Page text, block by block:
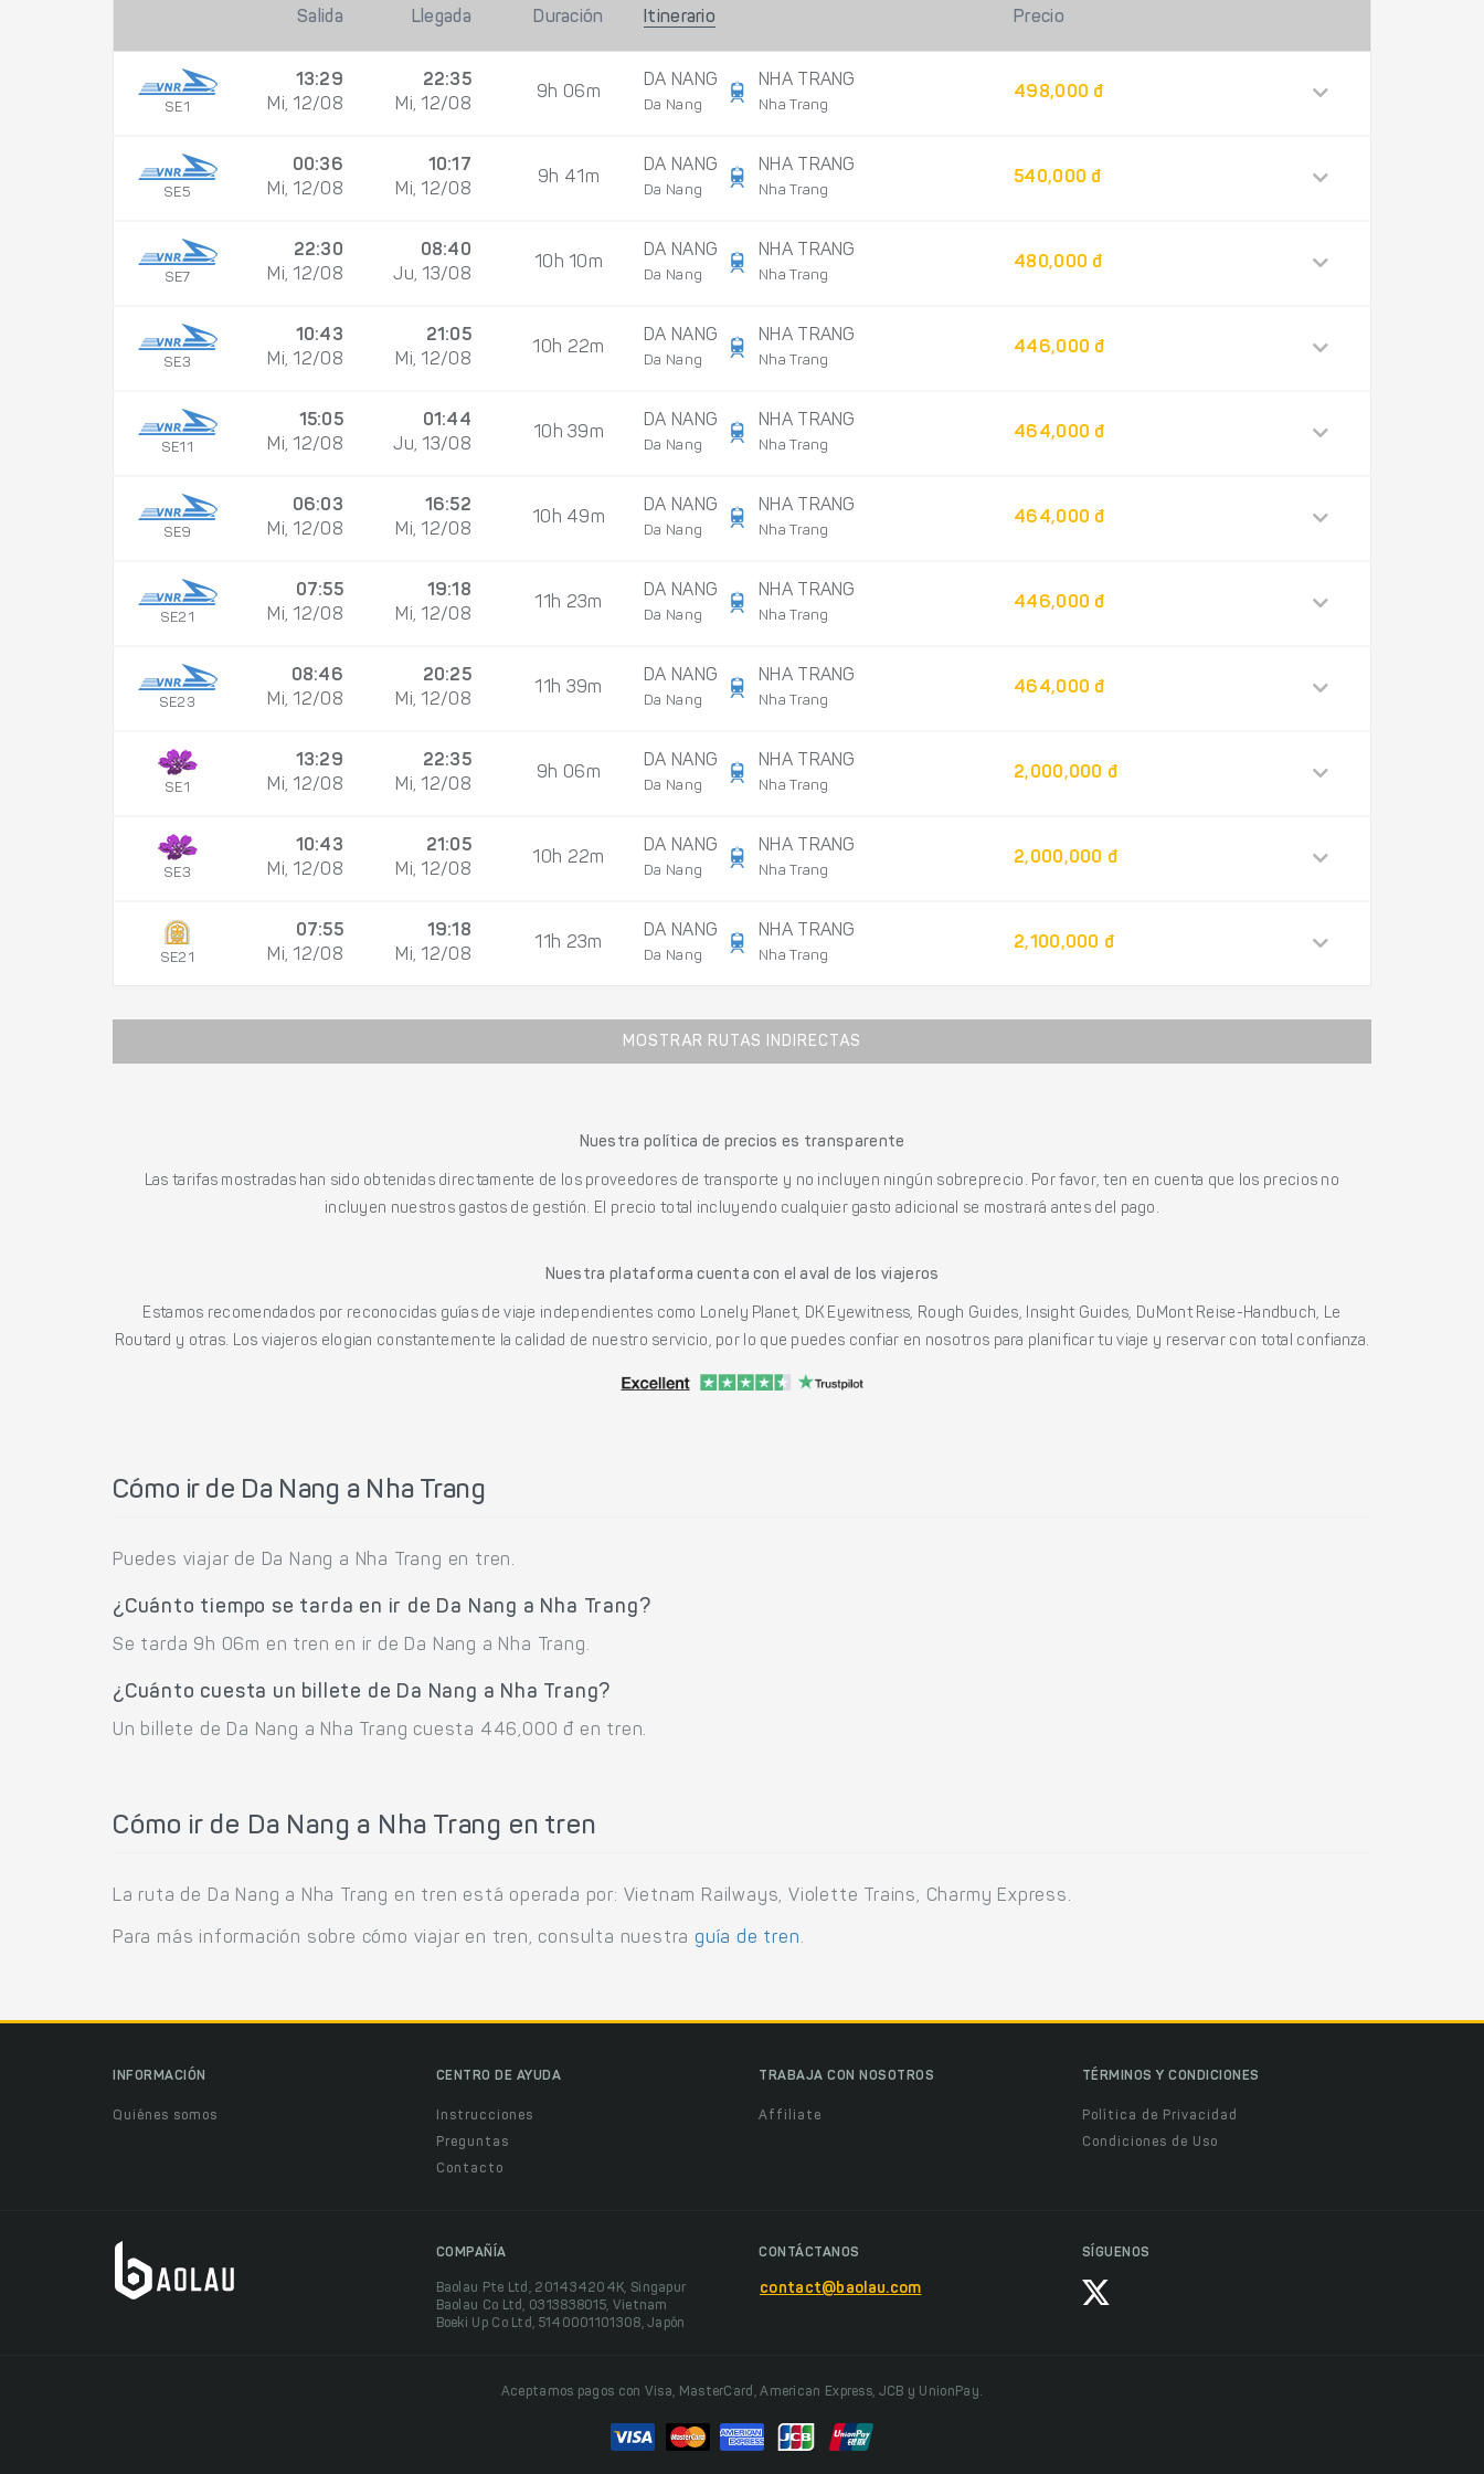
Salida Llegada Duración Itinerario Precio
SE1
13:29
Mi, 12/08
22:35
Mi, 12/08
9h 06m
DA NANG
Da Nang
NHA TRANG
Nha Trang
498,000 đ
SE5
00:36
Mi, 12/08
10:17
Mi, 12/08
9h 41m
DA NANG
Da Nang
NHA TRANG
Nha Trang
540,000 đ
SE7
22:30
Mi, 12/08
08:40
Ju, 13/08
10h 10m
DA NANG
Da Nang
NHA TRANG
Nha Trang
480,000 đ
SE3
10:43
Mi, 12/08
21:05
Mi, 12/08
10h 22m
DA NANG
Da Nang
NHA TRANG
Nha Trang
446,000 đ
SE11
15:05
Mi, 12/08
01:44
Ju, 13/08
10h 39m
DA NANG
Da Nang
NHA TRANG
Nha Trang
464,000 đ
SE9
06:03
Mi, 12/08
16:52
Mi, 12/08
10h 49m
DA NANG
Da Nang
NHA TRANG
Nha Trang
464,000 đ
SE21
07:55
Mi, 12/08
19:18
Mi, 12/08
11h 23m
DA NANG
Da Nang
NHA TRANG
Nha Trang
446,000 đ
SE23
08:46
Mi, 12/08
20:25
Mi, 12/08
11h 39m
DA NANG
Da Nang
NHA TRANG
Nha Trang
464,000 đ
SE1
13:29
Mi, 12/08
22:35
Mi, 12/08
9h 06m
DA NANG
Da Nang
NHA TRANG
Nha Trang
2,000,000 đ
SE3
10:43
Mi, 12/08
21:05
Mi, 12/08
10h 22m
DA NANG
Da Nang
NHA TRANG
Nha Trang
2,000,000 đ
SE21
07:55
Mi, 12/08
19:18
Mi, 12/08
11h 23m
DA NANG
Da Nang
NHA TRANG
Nha Trang
2,100,000 đ
MOSTRAR RUTAS INDIRECTAS
Nuestra política de precios es transparente
Las tarifas mostradas han sido obtenidas directamente de los proveedores de transporte y no incluyen ningún sobreprecio. Por favor, ten en cuenta que los precios no
incluyen nuestros gastos de gestión. El precio total incluyendo cualquier gasto adicional se mostrará antes del pago.
Nuestra plataforma cuenta con el aval de los viajeros
Estamos recomendados por reconocidas guías de viaje independientes como Lonely Planet, DK Eyewitness, Rough Guides, Insight Guides, DuMont Reise-Handbuch, Le
Routard y otras. Los viajeros elogian constantemente la calidad de nuestro servicio, por lo que puedes confiar en nosotros para planificar tu viaje y reservar con total confianza.
Cómo ir de Da Nang a Nha Trang
Puedes viajar de Da Nang a Nha Trang en tren.
¿Cuánto tiempo se tarda en ir de Da Nang a Nha Trang?
Se tarda 9h 06m en tren en ir de Da Nang a Nha Trang.
¿Cuánto cuesta un billete de Da Nang a Nha Trang?
Un billete de Da Nang a Nha Trang cuesta 446,000 đ en tren.
Cómo ir de Da Nang a Nha Trang en tren
La ruta de Da Nang a Nha Trang en tren está operada por: Vietnam Railways, Violette Trains, Charmy Express.
Para más información sobre cómo viajar en tren, consulta nuestra guía de tren.
INFORMACIÓN
Quiénes somos
CENTRO DE AYUDA
Instrucciones
Preguntas
Contacto
TRABAJA CON NOSOTROS
Affiliate
TÉRMINOS Y CONDICIONES
Política de Privacidad
Condiciones de Uso
COMPAÑÍA
Baolau Pte Ltd, 201434204K, Singapur
Baolau Co Ltd, 0313838015, Vietnam
Boeki Up Co Ltd, 5140001101308, Japón
CONTÁCTANOS
contact@baolau.com
SÍGUENOS
Aceptamos pagos con Visa, MasterCard, American Express, JCB y UnionPay.